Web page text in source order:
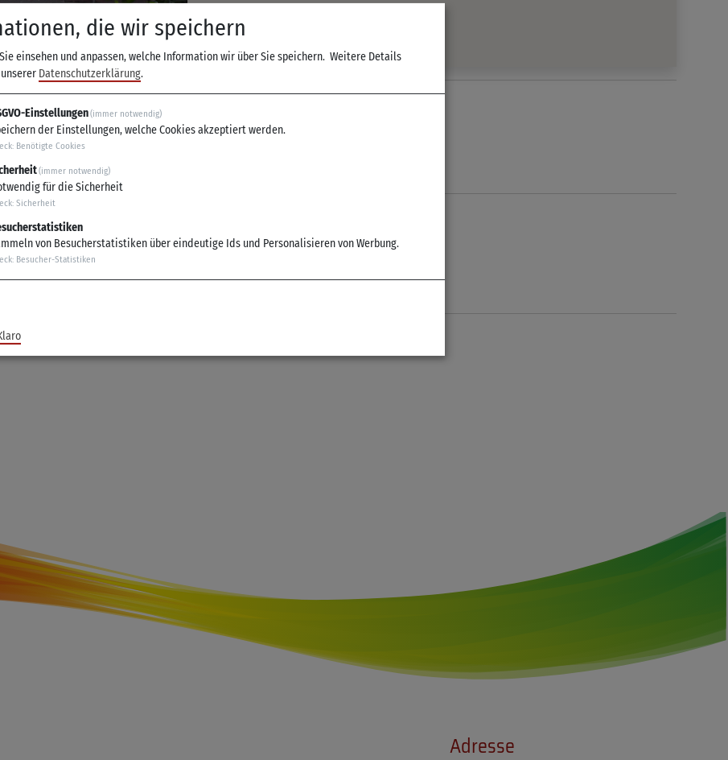
Spielplatz Thüngersheimer Straße
Wippe, Klettergerät mit Rutsche, Reckstange, Sandfläche, Grünfläche
Adresse
die wir speichern
einsehen und anpassen, welche Information wir über Sie speichern. Weitere Details
Datenschutzerklärung.
Einstellungen(immer notwendig)
der Einstellungen, welche Cookies akzeptiert werden.
: Benötigte Cookies
(immer notwendig)
für die Sicherheit
: Sicherheit
von Besucherstatistiken über eindeutige Ids und Personalisieren von Werbung.
: Besucher-Statistiken